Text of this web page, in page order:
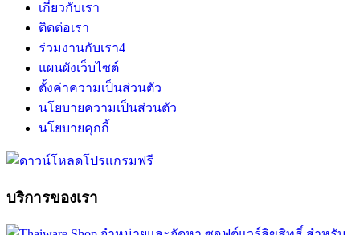
เกี่ยวกับเรา
ติดต่อเรา
ร่วมงานกับเรา4
แผนผังเว็บไซต์
ตั้งค่าความเป็นส่วนตัว
นโยบายความเป็นส่วนตัว
นโยบายคุกกี้
บริการของเรา